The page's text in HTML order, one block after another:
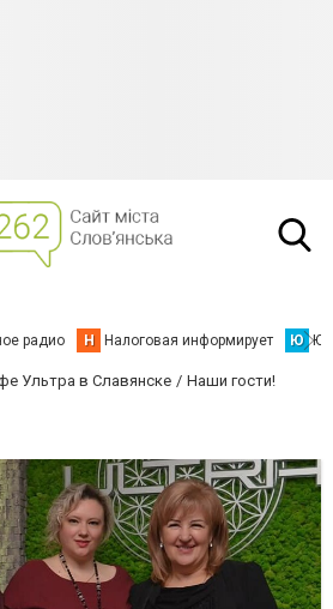
радио Н Налоговая информирует Ю
Ультра в Славянске Наши гости!